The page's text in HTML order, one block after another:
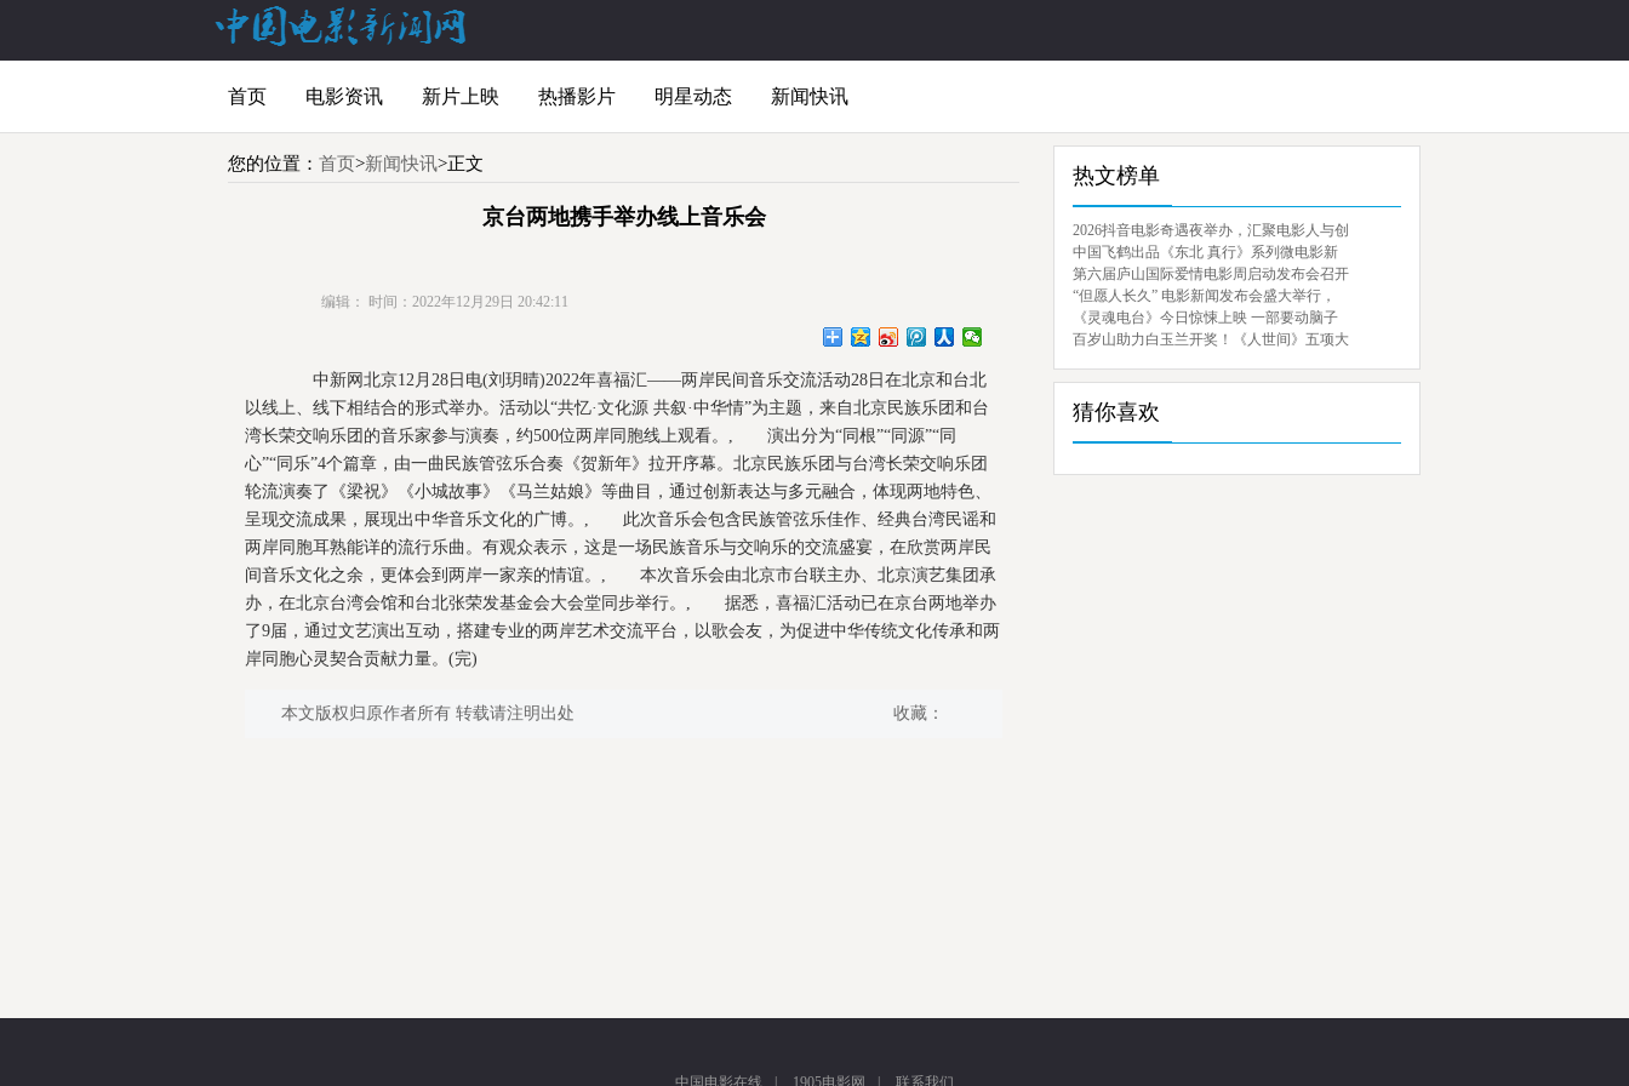
首页 电影资讯 新片上映 热播影片 明星动态 新闻快讯
您的位置： 首页>新闻快讯>正文
京台两地携手举办线上音乐会
编辑： 时间：2022年12月29日 20:42:11
中新网北京12月28日电(刘玥晴)2022年喜福汇——两岸民间音乐交流活动28日在北京和台北
以线上、线下相结合的形式举办。活动以“共忆·文化源 共叙·中华情”为主题，来自北京民族乐团和台
湾长荣交响乐团的音乐家参与演奏，约500位两岸同胞线上观看。, 演出分为“同根”“同源”“同
心”“同乐”4个篇章，由一曲民族管弦乐合奏《贺新年》拉开序幕。北京民族乐团与台湾长荣交响乐团
轮流演奏了《梁祝》《小城故事》《马兰姑娘》等曲目，通过创新表达与多元融合，体现两地特色、
呈现交流成果，展现出中华音乐文化的广博。, 此次音乐会包含民族管弦乐佳作、经典台湾民谣和
两岸同胞耳熟能详的流行乐曲。有观众表示，这是一场民族音乐与交响乐的交流盛宴，在欣赏两岸民
间音乐文化之余，更体会到两岸一家亲的情谊。, 本次音乐会由北京市台联主办、北京演艺集团承
办，在北京台湾会馆和台北张荣发基金会大会堂同步举行。, 据悉，喜福汇活动已在京台两地举办
了9届，通过文艺演出互动，搭建专业的两岸艺术交流平台，以歌会友，为促进中华传统文化传承和两
岸同胞心灵契合贡献力量。(完)
本文版权归原作者所有 转载请注明出处 收藏：
热文榜单
2026抖音电影奇遇夜举办，汇聚电影人与创
中国飞鹤出品《东北 真行》系列微电影新
第六届庐山国际爱情电影周启动发布会召开
“但愿人长久” 电影新闻发布会盛大举行，
《灵魂电台》今日惊悚上映 一部要动脑子
百岁山助力白玉兰开奖！《人世间》五项大
猜你喜欢
中国电影在线 1905电影网 联系我们